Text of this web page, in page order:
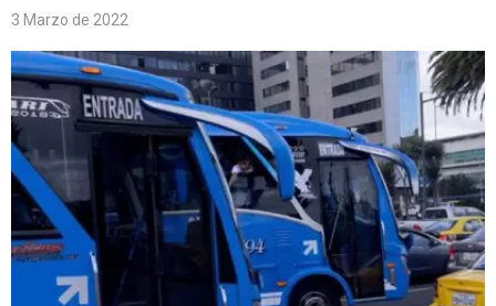
3 Marzo de 2022